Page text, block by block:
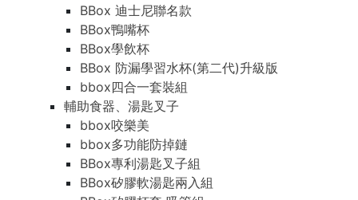
BBox 迪士尼聯名款
BBox鴨嘴杯
BBox學飲杯
BBox 防漏學習水杯(第二代)升級版
bbox四合一套裝組
輔助食器、湯匙叉子
bbox咬樂美
bbox多功能防掉鏈
BBox專利湯匙叉子組
BBox矽膠軟湯匙兩入組